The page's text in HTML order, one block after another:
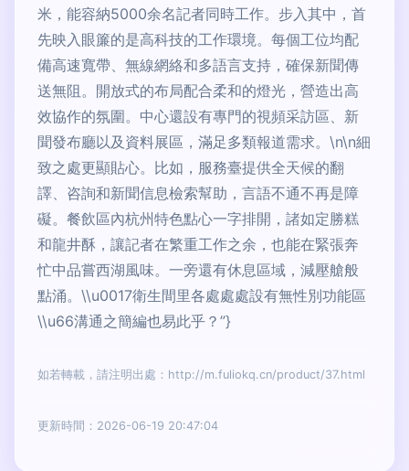
米，能容納5000余名記者同時工作。步入其中，首
先映入眼簾的是高科技的工作環境。每個工位均配
備高速寬帶、無線網絡和多語言支持，確保新聞傳
送無阻。開放式的布局配合柔和的燈光，營造出高
效協作的氛圍。中心還設有專門的視頻采訪區、新
聞發布廳以及資料展區，滿足多類報道需求。\n\n細
致之處更顯貼心。比如，服務臺提供全天候的翻
譯、咨詢和新聞信息檢索幫助，言語不通不再是障
礙。餐飲區內杭州特色點心一字排開，諸如定勝糕
和龍井酥，讓記者在繁重工作之余，也能在緊張奔
忙中品嘗西湖風味。一旁還有休息區域，減壓艙般
點涌。\\u0017衛生間里各處處處設有無性別功能區
\\u66溝通之簡編也易此乎？”}
如若轉載，請注明出處：http://m.fuliokq.cn/product/37.html
更新時間：2026-06-19 20:47:04